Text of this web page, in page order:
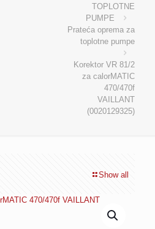
TOPLOTNE
PUMPE
Prateća oprema za
toplotne pumpe
Korektor VR 81/2
za calorMATIC
470/470f
VAILLANT
(0020129325)
Show all